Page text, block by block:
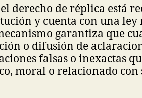
derecho de réplica está
y cuenta con una
garantiza que
o difusión de
falsas o inexactas
moral o relacionado con